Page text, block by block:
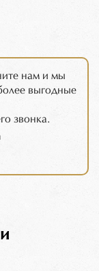
нам и мы
выгодные
звонка.